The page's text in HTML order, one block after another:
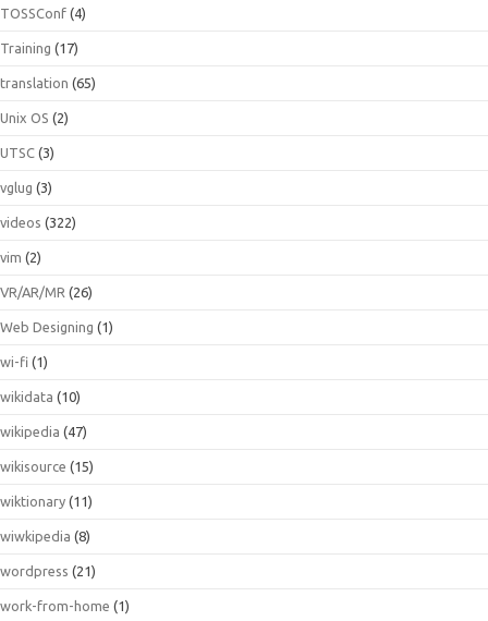
TOSSConf (4)
Training (17)
translation (65)
Unix OS (2)
UTSC (3)
vglug (3)
videos (322)
vim (2)
VR/AR/MR (26)
Web Designing (1)
wi-fi (1)
wikidata (10)
wikipedia (47)
wikisource (15)
wiktionary (11)
wiwkipedia (8)
wordpress (21)
work-from-home (1)